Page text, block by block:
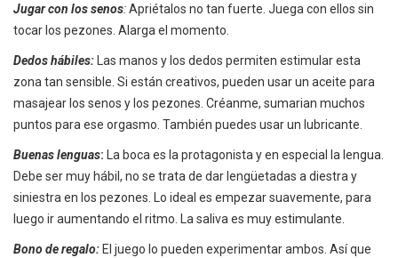
Jugar con los senos:Apriétalos no tan fuerte. Juega con ellos sin
tocar los pezones. Alarga el momento.
Dedos hábiles: Las manos y los dedos permiten estimular esta
zona tan sensible. Si están creativos, pueden usar un aceite para
masajear los senos y los pezones. Créanme, sumarian muchos
puntos para ese orgasmo. También puedes usar un lubricante.
Buenas lenguas: La boca es la protagonista y en especial la lengua.
Debe ser muy hábil, no se trata de dar lengüetadas a diestra y
siniestra en los pezones. Lo ideal es empezar suavemente, para
luego ir aumentando el ritmo. La saliva es muy estimulante.
Bono de regalo: El juego lo pueden experimentar ambos. Así que